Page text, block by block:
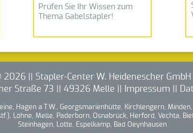
Prüfen Sie Ihr Wissen zum
Thema Gabelstapler!
2026 || Stapler-Center W. Heidenescher GmbH
Straße 73 || 49326 Melle ||
Impressum
Hagen a.T.W., Georgsmarienhütte, Kirchlengern,
Löhne, Melle, Paderborn, Osnabrück, Herford, Vechta,
Steinhagen, Lotte, Espelkamp, Bad Oeynhausen